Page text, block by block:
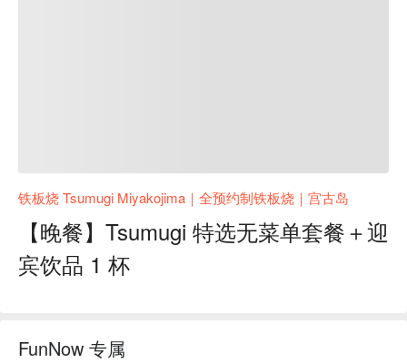
铁板烧 Tsumugi Miyakojima｜全预约制铁板烧｜宫古岛
【晚餐】Tsumugi 特选无菜单套餐＋迎
宾饮品 1 杯
FunNow 专属